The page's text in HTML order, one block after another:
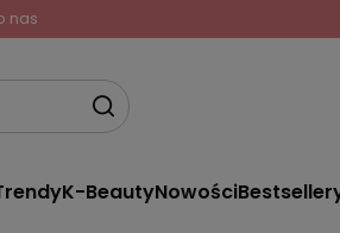
nas
K-BeautyNowości